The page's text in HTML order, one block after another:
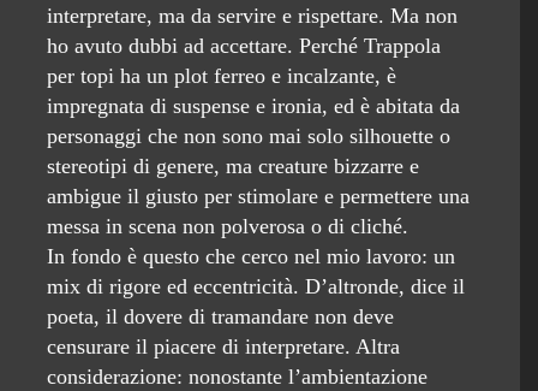
interpretare, ma da servire e rispettare. Ma non
ho avuto dubbi ad accettare. Perché Trappola
per topi ha un plot ferreo e incalzante, è
impregnata di suspense e ironia, ed è abitata da
personaggi che non sono mai solo silhouette o
stereotipi di genere, ma creature bizzarre e
ambigue il giusto per stimolare e permettere una
messa in scena non polverosa o di cliché.
In fondo è questo che cerco nel mio lavoro: un
mix di rigore ed eccentricità. D’altronde, dice il
poeta, il dovere di tramandare non deve
censurare il piacere di interpretare. Altra
considerazione: nonostante l’ambientazione